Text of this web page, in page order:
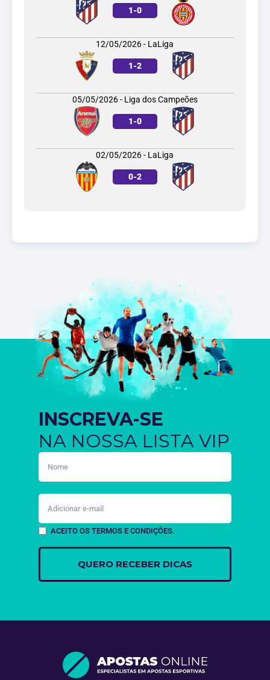
1-0
12/05/2026 - LaLiga
1-2
05/05/2026 - Liga dos Campeões
1-0
02/05/2026 - LaLiga
0-2
INSCREVA-SE
NA NOSSA LISTA VIP
ACEITO OS TERMOS E CONDIÇÕES.